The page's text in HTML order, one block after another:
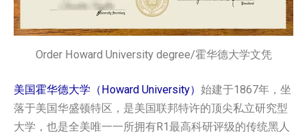
Order Howard University degree/霍华德大学文凭
美国霍华德大学（Howard University） 始建于1867年，坐
落于美国华盛顿特区，是美国联邦特许的顶尖私立研究型
大学，也是全美唯一一所拥有R1最高科研评级的传统黑人